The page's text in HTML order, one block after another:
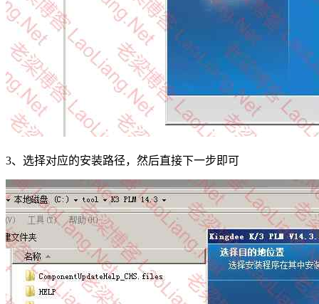
3、选择对应的安装路径，然后直接下一步即可